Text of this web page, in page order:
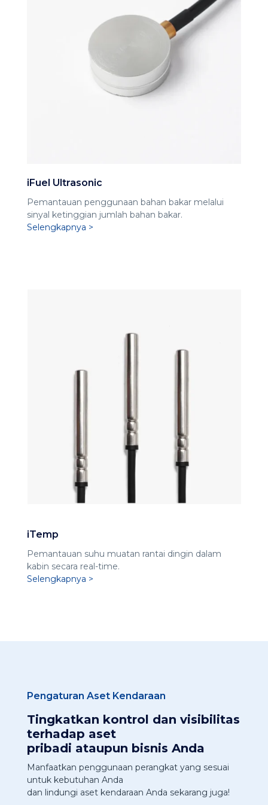
iFuel Ultrasonic
Pemantauan penggunaan bahan bakar melalui
sinyal ketinggian jumlah bahan bakar.
Selengkapnya >
iTemp
Pemantauan suhu muatan rantai dingin dalam
kabin secara real-time.
Selengkapnya >
Pengaturan Aset Kendaraan
Tingkatkan kontrol dan visibilitas
terhadap aset
pribadi ataupun bisnis Anda
Manfaatkan penggunaan perangkat yang sesuai
untuk kebutuhan Anda
dan lindungi aset kendaraan Anda sekarang juga!